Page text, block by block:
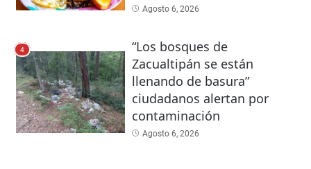
Agosto 6, 2026
4
“Los bosques de
Zacualtipán se están
llenando de basura”
ciudadanos alertan por
contaminación
Agosto 6, 2026